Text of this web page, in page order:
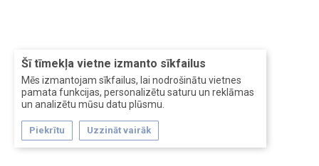
Šī tīmekļa vietne izmanto sīkfailus
Mēs izmantojam sīkfailus, lai nodrošinātu vietnes
pamata funkcijas, personalizētu saturu un reklāmas
un analizētu mūsu datu plūsmu.
Piekrītu Uzzināt vairāk